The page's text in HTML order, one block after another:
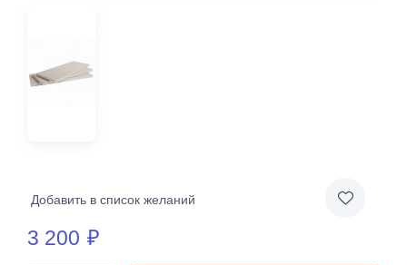
Добавить в список желаний
3 200 ₽